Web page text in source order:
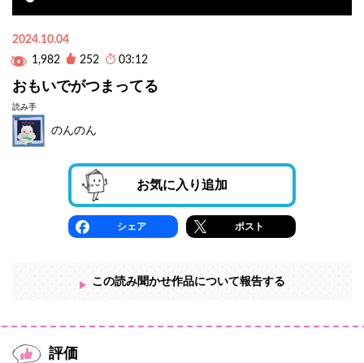
2024.10.04
1,982
252 03:12
おもいでがつまってる
読み手
のんのん
お気に入り追加
シェア ポスト
この読み聞かせ作品について報告する
評価